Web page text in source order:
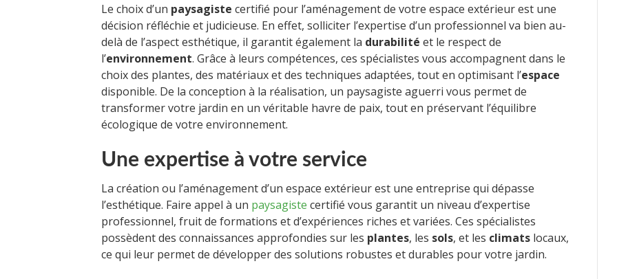
Le choix d’un paysagiste certifié pour l’aménagement de votre espace extérieur est une
décision réfléchie et judicieuse. En effet, solliciter l’expertise d’un professionnel va bien au-
delà de l’aspect esthétique, il garantit également la durabilité et le respect de
l’environnement. Grâce à leurs compétences, ces spécialistes vous accompagnent dans le
choix des plantes, des matériaux et des techniques adaptées, tout en optimisant l’espace
disponible. De la conception à la réalisation, un paysagiste aguerri vous permet de
transformer votre jardin en un véritable havre de paix, tout en préservant l’équilibre
écologique de votre environnement.
Une expertise à votre service
La création ou l’aménagement d’un espace extérieur est une entreprise qui dépasse
l’esthétique. Faire appel à un paysagiste certifié vous garantit un niveau d’expertise
professionnel, fruit de formations et d’expériences riches et variées. Ces spécialistes
possèdent des connaissances approfondies sur les plantes, les sols, et les climats locaux,
ce qui leur permet de développer des solutions robustes et durables pour votre jardin.